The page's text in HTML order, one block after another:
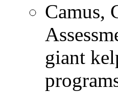
Camus,
giant